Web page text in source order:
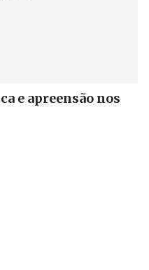
e apreensão nos